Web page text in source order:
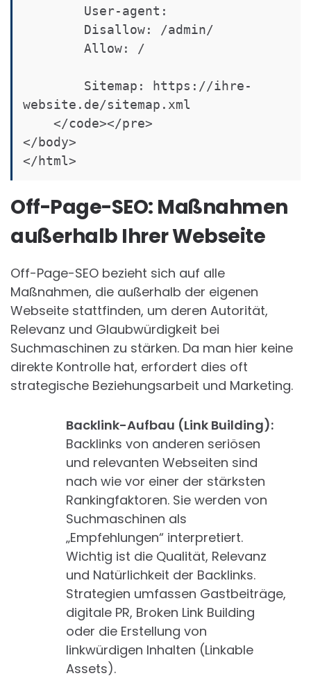
website.de/sitemap.xml
</body>
</html>
Off-Page-SEO: Maßnahmen
außerhalb Ihrer Webseite
Off-Page-SEO bezieht sich auf alle
Maßnahmen, die außerhalb der eigenen
Webseite stattfinden, um deren Autorität,
Relevanz und Glaubwürdigkeit bei
Suchmaschinen zu stärken. Da man hier keine
direkte Kontrolle hat, erfordert dies oft
strategische Beziehungsarbeit und Marketing.
Backlink-Aufbau (Link Building):
Backlinks von anderen seriösen
und relevanten Webseiten sind
nach wie vor einer der stärksten
Rankingfaktoren. Sie werden von
Suchmaschinen als
„Empfehlungen“ interpretiert.
Wichtig ist die Qualität, Relevanz
und Natürlichkeit der Backlinks.
Strategien umfassen Gastbeiträge,
digitale PR, Broken Link Building
oder die Erstellung von
linkwürdigen Inhalten (Linkable
Assets).